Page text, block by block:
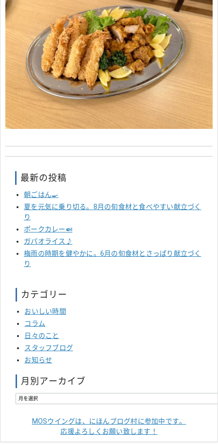
最新の投稿
朝ごはん🍳
夏を元気に乗り切る。8月の旬食材と食べやすい献立づく
り
ポークカレー🍛
ガパオライス♪
梅雨の時期を健やかに。6月の旬食材とさっぱり献立づく
り
カテゴリー
おいしい時間
コラム
日々のこと
スタッフブログ
お知らせ
月別アーカイブ
MOSウイングは、にほんブログ村に参加中です。
応援よろしくお願い致します！